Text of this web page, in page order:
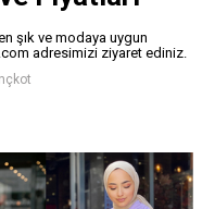
şık ve modaya uygun
adresimizi ziyaret ediniz.